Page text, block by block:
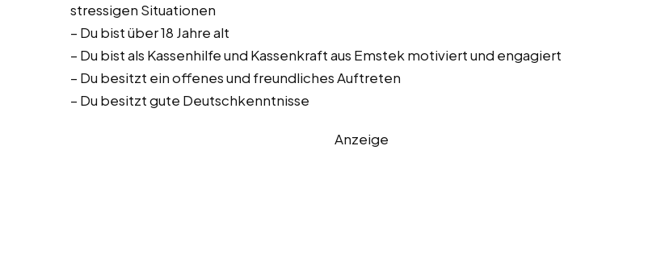
stressigen Situationen
– Du bist über 18 Jahre alt
– Du bist als Kassenhilfe und Kassenkraft aus Emstek motiviert und engagiert
– Du besitzt ein offenes und freundliches Auftreten
– Du besitzt gute Deutschkenntnisse
Anzeige